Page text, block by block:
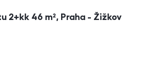
2+kk 46 m², Praha - Žižkov